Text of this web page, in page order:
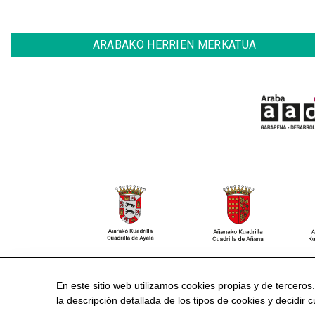
ARABAKO HERRIEN MERKATUA
CONTACTO